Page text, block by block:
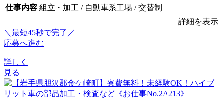
仕事内容 組立・加工 / 自動車系工場 / 交替制
詳細を表示
＼最短45秒で完了／
応募へ進む
詳しく
見る